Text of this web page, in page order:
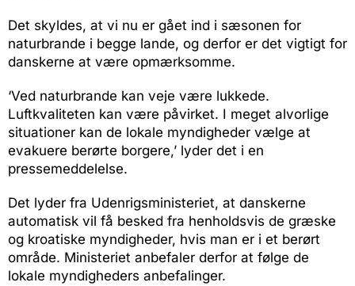
Det skyldes, at vi nu er gået ind i sæsonen for
naturbrande i begge lande, og derfor er det vigtigt for
danskerne at være opmærksomme.
‘Ved naturbrande kan veje være lukkede.
Luftkvaliteten kan være påvirket. I meget alvorlige
situationer kan de lokale myndigheder vælge at
evakuere berørte borgere,’ lyder det i en
pressemeddelelse.
Det lyder fra Udenrigsministeriet, at danskerne
automatisk vil få besked fra henholdsvis de græske
og kroatiske myndigheder, hvis man er i et berørt
område. Ministeriet anbefaler derfor at følge de
lokale myndigheders anbefalinger.